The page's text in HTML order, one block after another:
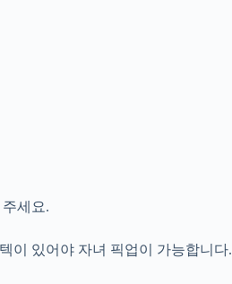
세요.
이 있어야 자녀 픽업이 가능합니다.